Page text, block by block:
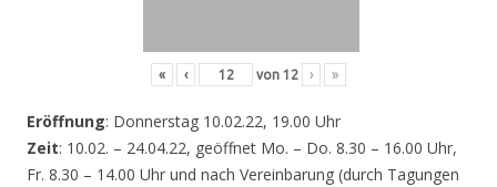
« ‹ von 12 › »
Eröffnung: Donnerstag 10.02.22, 19.00 Uhr
Zeit: 10.02. – 24.04.22, geöffnet Mo. – Do. 8.30 – 16.00 Uhr,
Fr. 8.30 – 14.00 Uhr und nach Vereinbarung (durch Tagungen